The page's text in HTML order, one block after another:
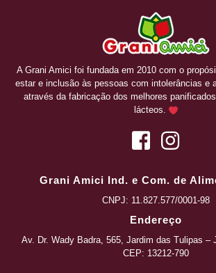
A Grani Amici foi fundada em 2010 com o
estar e inclusão às pessoas com intolerâncias e
através da fabricação dos melhores
lácteos.
Grani Amici Ind. e Com. de
CNPJ: 11.827.577/0001-98
Endereço
Av. Dr. Wady Badra, 565, Jardim das Tulipas –
CEP: 13212-790